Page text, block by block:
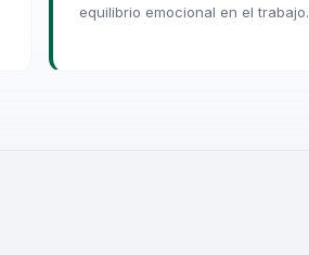
equilibrio emocional en el trabajo.